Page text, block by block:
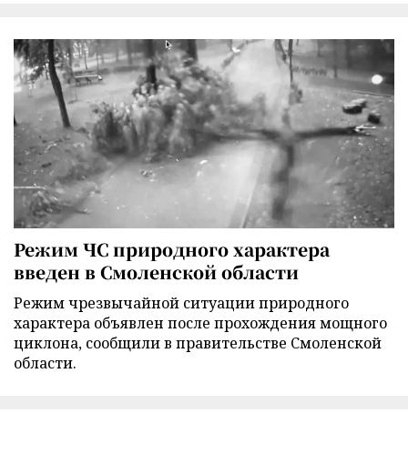
Режим ЧС природного характера
введен в Смоленской области
Режим чрезвычайной ситуации природного
характера объявлен после прохождения мощного
циклона, сообщили в правительстве Смоленской
области.